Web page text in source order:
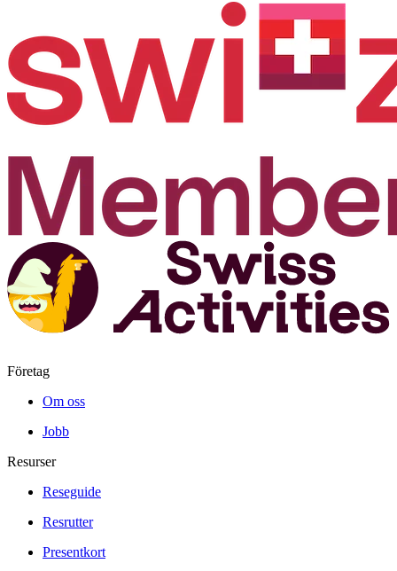
Företag
Om oss
Jobb
Resurser
Reseguide
Resrutter
Presentkort